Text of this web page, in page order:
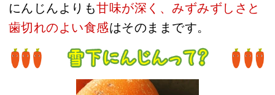
にんじんよりも甘味が深く、みずみずしさと
歯切れのよい食感はそのままです。